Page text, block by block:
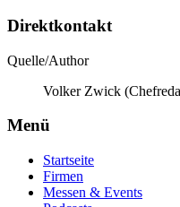
Direktkontakt
Quelle/Author
Volker Zwick
Menü
Startseite
Firmen
Messen & Events